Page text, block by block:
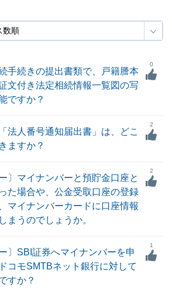
手続きの提出書類で、戸籍謄本
文付き法定相続情報一覧図の写
ですか？
0
法人番号通知届出書」は、どこ
ますか？
2
〕マイナンバーと預貯金口座と
た場合や、公金受取口座の登録
マイナンバーカードに口座情報
まうのでしょうか。
2
〕SBI証券へマイナンバーを申
コモSMTBネット銀行に対して
すか？
1